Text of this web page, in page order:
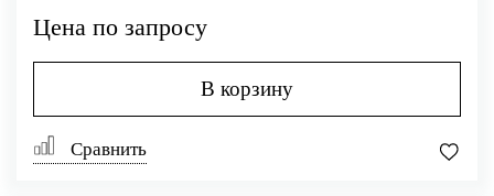
Цена по запросу
В корзину
Сравнить